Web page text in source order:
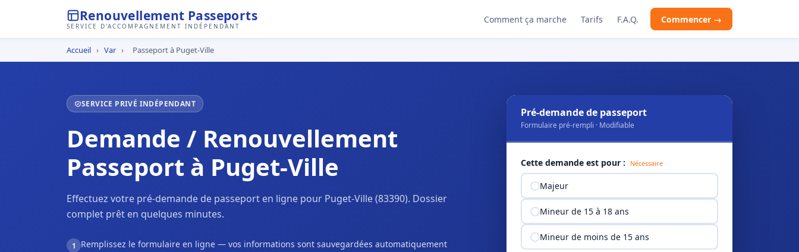
Renouvellement Passeports
SERVICE D'ACCOMPAGNEMENT INDÉPENDANT
Comment ça marche Tarifs F.A.Q. Commencer →
Accueil › Var › Passeport à Puget-Ville
SERVICE PRIVÉ INDÉPENDANT
Demande / Renouvellement
Passeport à Puget-Ville
Effectuez votre pré-demande de passeport en ligne pour Puget-Ville (83390). Dossier
complet prêt en quelques minutes.
1 Remplissez le formulaire en ligne — vos informations sont sauvegardées automatiquement
Pré-demande de passeport
Formulaire pré-rempli · Modifiable
Cette demande est pour : Nécessaire
Majeur
Mineur de 15 à 18 ans
Mineur de moins de 15 ans